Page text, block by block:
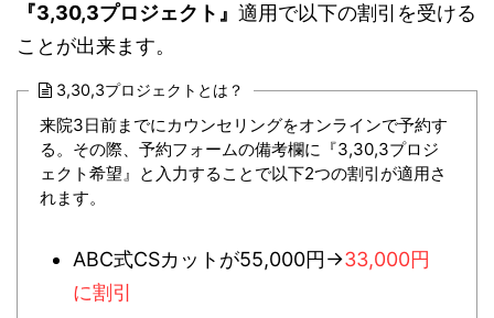
『3,30,3プロジェクト』 適用で以下の割引を受ける
ことが出来ます。
3,30,3プロジェクトとは？
来院3日前までにカウンセリングをオンラインで予約す
る。その際、予約フォームの備考欄に『3,30,3プロジ
ェクト希望』と入力することで以下2つの割引が適用さ
れます。
ABC式CSカットが55,000円→33,000円
に割引